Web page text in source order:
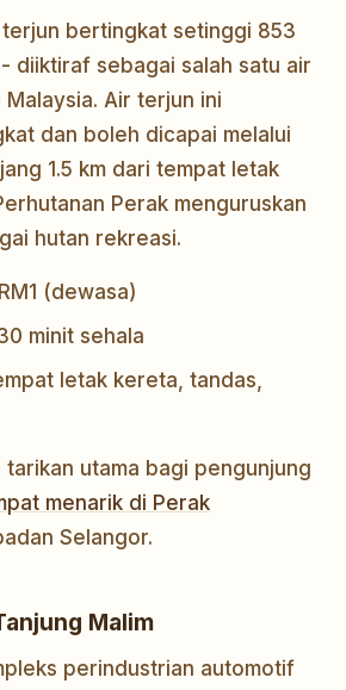
terjun bertingkat setinggi 853
diiktiraf sebagai salah satu air
Air terjun ini
dan boleh dicapai melalui
1.5 km dari tempat letak
Perak menguruskan
hutan rekreasi.
(dewasa)
minit sehala
letak kereta, tandas,
tarikan utama bagi pengunjung
menarik di Perak
Selangor.
Malim
perindustrian automotif